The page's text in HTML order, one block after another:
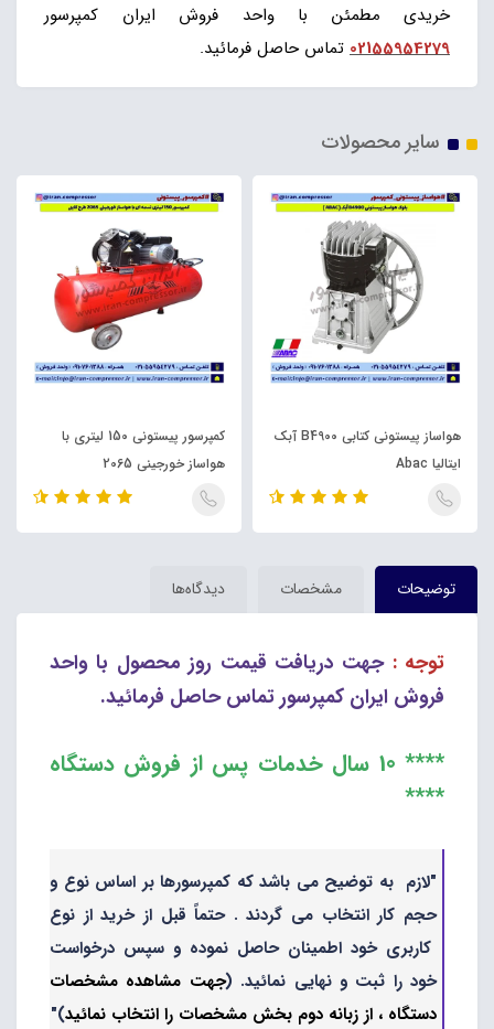
خریدی مطمئن با واحد فروش ایران کمپرسور
02155954279 تماس حاصل فرمائید.
سایر محصولات
هواساز پیستونی کتابی B4900 آبک
ایتالیا Abac
کمپرسور پیستونی 150 لیتری با
هواساز خورجینی 2065
توضیحات مشخصات دیدگاه‌ها
توجه : جهت دریافت قیمت روز محصول با واحد
فروش ایران کمپرسور تماس حاصل فرمائید.
**** 10 سال خدمات پس از فروش دستگاه
****
"لازم به توضیح می باشد که کمپرسورها بر اساس نوع و
حجم کار انتخاب می گردند . حتماً قبل از خرید از نوع
کاربری خود اطمینان حاصل نموده و سپس درخواست
خود را ثبت و نهایی نمائید. (جهت مشاهده مشخصات
دستگاه ، از زبانه دوم بخش مشخصات را انتخاب نمائید)"